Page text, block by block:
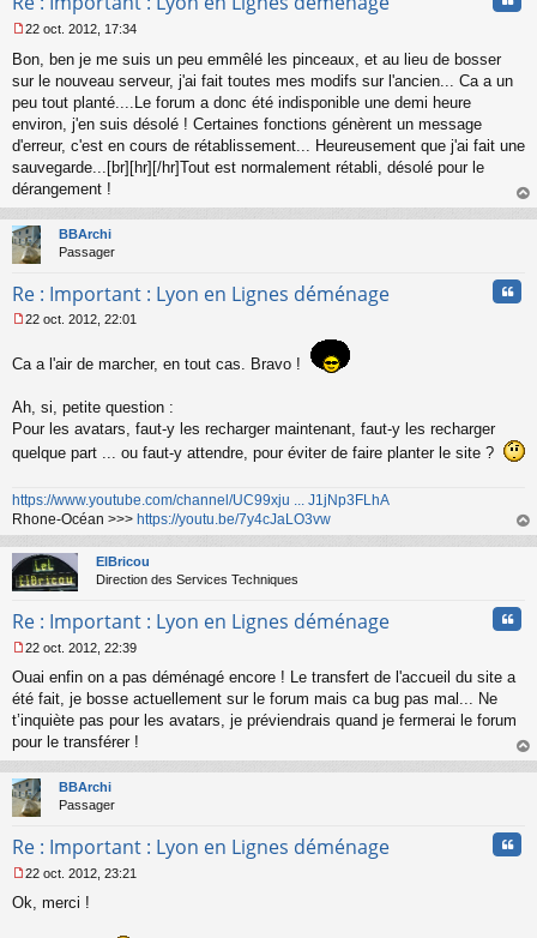
u
e
s
g
e
n
o
l
u
22 oct. 2012, 17:34
Bon, ben je me suis un peu emmêlé les pinceaux, et au lieu de bosser
sur le nouveau serveur, j'ai fait toutes mes modifs sur l'ancien... Ca a un
peu tout planté....Le forum a donc été indisponible une demi heure
environ, j'en suis désolé ! Certaines fonctions génèrent un message
d'erreur, c'est en cours de rétablissement... Heureusement que j'ai fait une
sauvegarde...[br][hr][/hr]Tout est normalement rétabli, désolé pour le
dérangement !
au
BBArchi
Passager
Re : Important : Lyon en Lignes déménage
s
a
n
n
22 oct. 2012, 22:01
Ca a l'air de marcher, en tout cas. Bravo !
Ah, si, petite question :
Pour les avatars, faut-y les recharger maintenant, faut-y les recharger
quelque part ... ou faut-y attendre, pour éviter de faire planter le site ?
https://www.youtube.com/channel/UC99xju ... J1jNp3FLhA
Rhone-Océan >>> https://youtu.be/7y4cJaLO3vw
au
ElBricou
Direction des Services Techniques
Re : Important : Lyon en Lignes déménage
e
s
s
g
n
o
l
u
22 oct. 2012, 22:39
Ouai enfin on a pas déménagé encore ! Le transfert de l'accueil du site a
été fait, je bosse actuellement sur le forum mais ca bug pas mal... Ne
t’inquiète pas pour les avatars, je préviendrais quand je fermerai le forum
pour le transférer !
au
BBArchi
Passager
Re : Important : Lyon en Lignes déménage
e
22 oct. 2012, 23:21
Ok, merci !